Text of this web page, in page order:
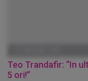
Teo Trandafir: “In
5 ori!”